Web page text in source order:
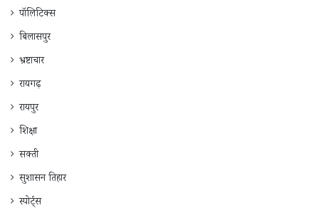
पॉलिटिक्स
बिलासपुर
भ्रष्टाचार
रायगढ़
रायपुर
शिक्षा
सक्ती
सुशासन तिहार
स्पोर्ट्स